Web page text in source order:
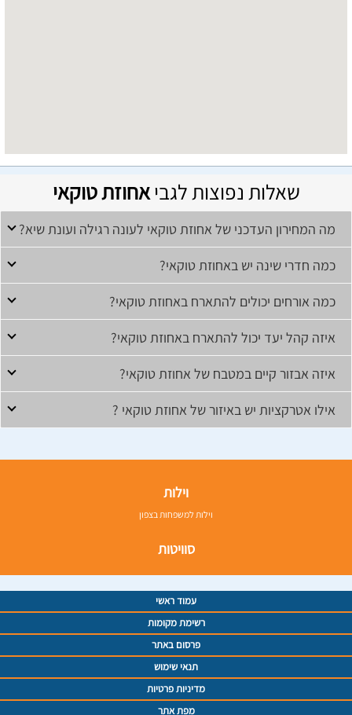
שאלות נפוצות לגביאחוזת טוקאי
מה המחירון העדכני של אחוזת טוקאי לעונה רגילה ועונת שיא?
כמה חדרי שינה יש באחוזת טוקאי?
כמה אורחים יכולים להתארח באחוזת טוקאי?
איזה קהל יעד יכול להתארח באחוזת טוקאי?
איזה אבזור קיים במטבח של אחוזת טוקאי?
אילו אטרקציות יש באיזור של אחוזת טוקאי ?
וילות
וילות למשפחות בצפון
סוויטות
עמוד ראשי
רשימת מקומות
פרסום באתר
תנאי שימוש
מדיניות פרטיות
מפת אתר